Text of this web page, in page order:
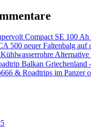
Compact SE 100
500 neuer Faltenbalg
Alternative
Balkan
& Roadtrips im Panzer